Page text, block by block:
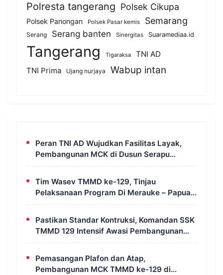
Polresta tangerang Polsek Cikupa
Polsek Panongan Polsek Pasar kemis Semarang
Serang Serang banten Sinergitas Suaramediaa.id
Tangerang Tigaraksa
TNI AD
TNI Prima
Ujang nurjaya Wabup intan
Peran TNI AD Wujudkan Fasilitas Layak,
Pembangunan MCK di Dusun Serapu
Rampung Dikerjakan
Tim Wasev TMMD ke-129, Tinjau
Pelaksanaan Program Di Merauke – Papua
Selatan
Pastikan Standar Kontruksi, Komandan SSK
TMMD 129 Intensif Awasi Pembangunan
MCK di Wanam
Pemasangan Plafon dan Atap,
Pembangunan MCK TMMD ke-129 di